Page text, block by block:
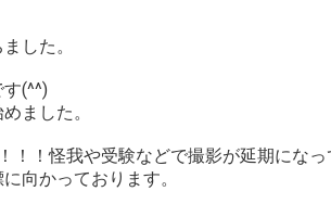
した。
(^^)
ました。
！！怪我や受験などで撮影が延期にな
向かっております。